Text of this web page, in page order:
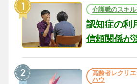
介護職のスキ
認知症の利
信頼関係が
の現場から
高齢者レクリ
ハウ